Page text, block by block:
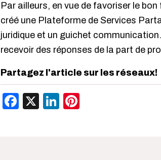
Par ailleurs, en vue de favoriser le
créé une Plateforme de Services
juridique et un guichet
recevoir des réponses de la part de
Partagez l'article sur les réseaux!
Facebook
X LinkedIn